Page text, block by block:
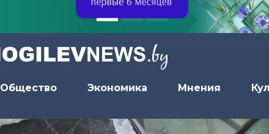
Общество Экономика Мнения